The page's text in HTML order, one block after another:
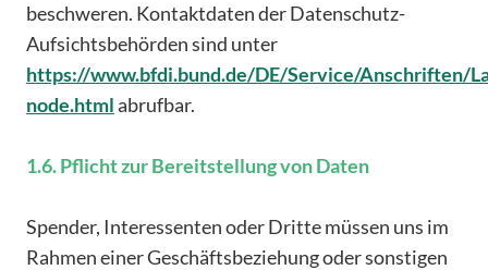
beschweren. Kontaktdaten der Datenschutz-
Aufsichtsbehörden sind unter
https://www.bfdi.bund.de/DE/Service/Anschriften/
node.htmlabrufbar.
1.6. Pflicht zur Bereitstellung von Daten
Spender, Interessenten oder Dritte müssen uns im
Rahmen einer Geschäftsbeziehung oder sonstigen